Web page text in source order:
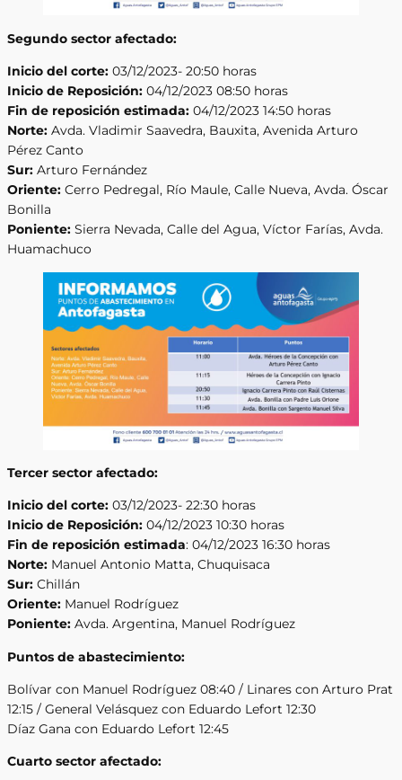
Segundo sector afectado:
Inicio del corte: 03/12/2023- 20:50 horas
Inicio de Reposición: 04/12/2023 08:50 horas
Fin de reposición estimada: 04/12/2023 14:50 horas
Norte: Avda. Vladimir Saavedra, Bauxita, Avenida Arturo
Pérez Canto
Sur: Arturo Fernández
Oriente: Cerro Pedregal, Río Maule, Calle Nueva, Avda. Óscar
Bonilla
Poniente: Sierra Nevada, Calle del Agua, Víctor Farías, Avda.
Huamachuco
Tercer sector afectado:
Inicio del corte: 03/12/2023- 22:30 horas
Inicio de Reposición: 04/12/2023 10:30 horas
Fin de reposición estimada: 04/12/2023 16:30 horas
Norte: Manuel Antonio Matta, Chuquisaca
Sur: Chillán
Oriente: Manuel Rodríguez
Poniente: Avda. Argentina, Manuel Rodríguez
Puntos de abastecimiento:
Bolívar con Manuel Rodríguez 08:40 / Linares con Arturo Prat
12:15 / General Velásquez con Eduardo Lefort 12:30
Díaz Gana con Eduardo Lefort 12:45
Cuarto sector afectado: